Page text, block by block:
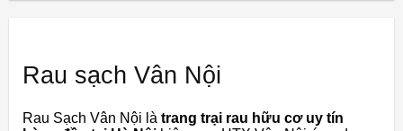
Rau sạch Vân Nội
Rau Sạch Vân Nội là trang trại rau hữu cơ uy tín